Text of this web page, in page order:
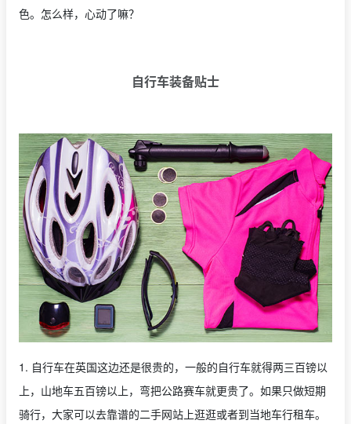
色。怎么样，心动了嘛？
自行车装备贴士
1. 自行车在英国这边还是很贵的，一般的自行车就得两三百镑以
上，山地车五百镑以上，弯把公路赛车就更贵了。如果只做短期
骑行，大家可以去靠谱的二手网站上逛逛或者到当地车行租车。